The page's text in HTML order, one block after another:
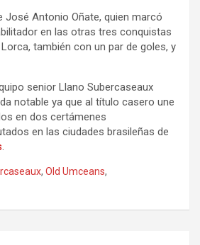
José Antonio Oñate, quien marcó
en las otras tres conquistas
también con un par de goles, y
senior Llano Subercaseaux
notable ya que al título casero une
en dos certámenes
en las ciudades brasileñas de
.
, Old Umceans,